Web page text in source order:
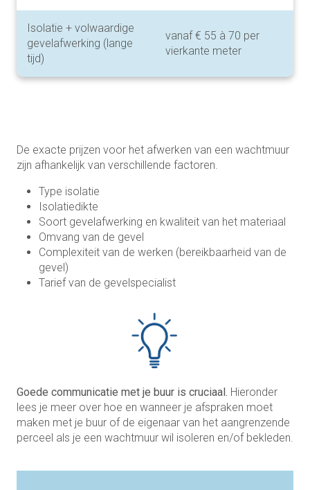
Isolatie + volwaardige
gevelafwerking (lange
tijd)
vanaf € 55 à 70 per
vierkante meter
De exacte prijzen voor het afwerken van een wachtmuur
zijn afhankelijk van verschillende factoren.
Type isolatie
Isolatiedikte
Soort gevelafwerking en kwaliteit van het materiaal
Omvang van de gevel
Complexiteit van de werken (bereikbaarheid van de
gevel)
Tarief van de gevelspecialist
Goede communicatie met je buur is cruciaal. Hieronder
lees je meer over hoe en wanneer je afspraken moet
maken met je buur of de eigenaar van het aangrenzende
perceel als je een wachtmuur wil isoleren en/of bekleden.